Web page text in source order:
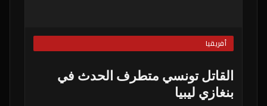
أفريقيا
القاتل تونسي متطرف الحدث في
بنغازي ليبيا